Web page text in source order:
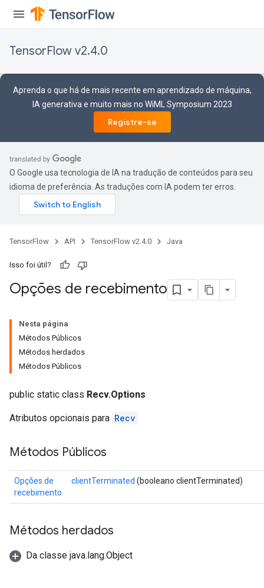
TensorFlow v2.4.0
Aprenda o que há de mais recente em aprendizado de máquina,
IA generativa e muito mais no WiML Symposium 2023
Registre-se
O Google usa tecnologia de IA na tradução de conteúdos para seu
idioma de preferência. As traduções com IA podem ter erros.
TensorFlow API TensorFlow v2.4.0 Java
Isso foi útil?
Opções de recebimento
Nesta página
Métodos Públicos
Métodos herdados
Métodos Públicos
public static class Recv.Options
Atributos opcionais para Recv
Métodos Públicos
Opções de
recebimento
clientTerminated (booleano clientTerminated)
Métodos herdados
Da classe java.lang.Object